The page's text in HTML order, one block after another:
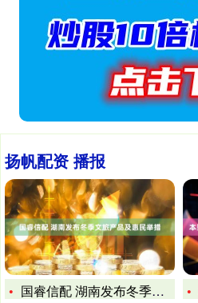
扬帆配资 播报
国睿信配 湖南发布冬季文旅产品及惠民举措